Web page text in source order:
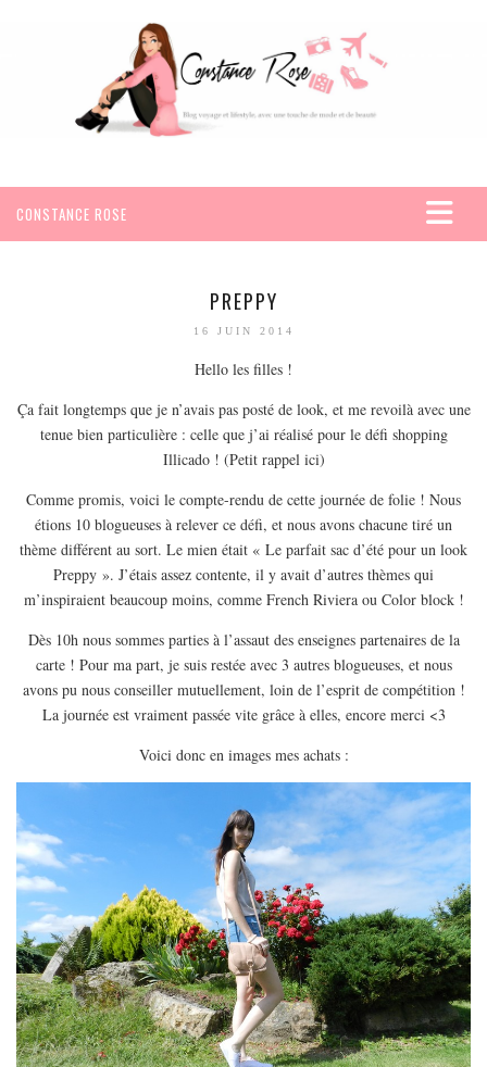
CONSTANCE ROSE
AMÉRIQUE
EUROPE
ESPAGNE
FRANCE
GRÈCE
HONGRIE
ITALIE
PAYS BAS
ARTICLES PRATIQUES
YOGA
MON PROGRAMME DE YOGA EN LIGNE
AUTRES CATÉGORIES
MODE
BEAUTÉ
DIVERSES BOX
PREPPY
16 JUIN 2014
Hello les filles !
Ça fait longtemps que je n’avais pas posté de look, et me revoilà avec une
tenue bien particulière : celle que j’ai réalisé pour le défi shopping
Illicado ! (Petit rappel ici)
Comme promis, voici le compte-rendu de cette journée de folie ! Nous
étions 10 blogueuses à relever ce défi, et nous avons chacune tiré un
thème différent au sort. Le mien était « Le parfait sac d’été pour un look
Preppy ». J’étais assez contente, il y avait d’autres thèmes qui
m’inspiraient beaucoup moins, comme French Riviera ou Color block !
Dès 10h nous sommes parties à l’assaut des enseignes partenaires de la
carte ! Pour ma part, je suis restée avec 3 autres blogueuses, et nous
avons pu nous conseiller mutuellement, loin de l’esprit de compétition !
La journée est vraiment passée vite grâce à elles, encore merci <3
Voici donc en images mes achats :